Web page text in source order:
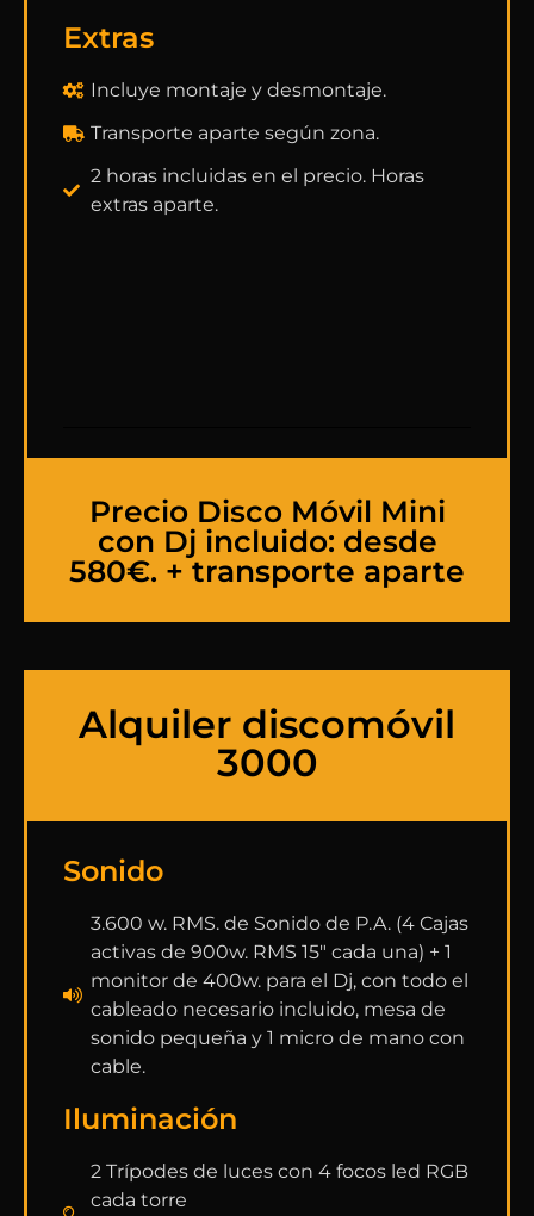
Extras
Incluye montaje y desmontaje.
Transporte aparte según zona.
2 horas incluidas en el precio. Horas
extras aparte.
Precio Disco Móvil Mini
con Dj incluido: desde
580€. + transporte aparte
Alquiler discomóvil
3000
Sonido
3.600 w. RMS. de Sonido de P.A. (4 Cajas
activas de 900w. RMS 15″ cada una) + 1
monitor de 400w. para el Dj, con todo el
cableado necesario incluido, mesa de
sonido pequeña y 1 micro de mano con
cable.
Iluminación
2 Trípodes de luces con 4 focos led RGB
cada torre